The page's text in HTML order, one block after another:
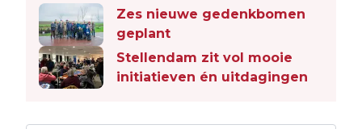
Zes nieuwe gedenkbomen
geplant
Stellendam zit vol mooie
initiatieven én uitdagingen